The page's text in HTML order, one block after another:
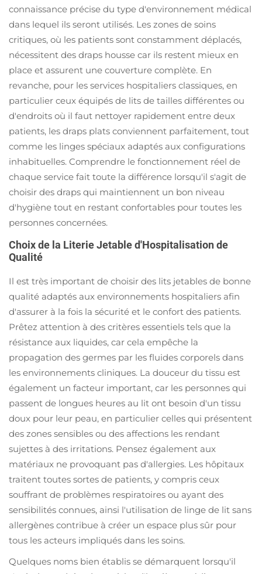
connaissance précise du type d'environnement médical
dans lequel ils seront utilisés. Les zones de soins
critiques, où les patients sont constamment déplacés,
nécessitent des draps housse car ils restent mieux en
place et assurent une couverture complète. En
revanche, pour les services hospitaliers classiques, en
particulier ceux équipés de lits de tailles différentes ou
d'endroits où il faut nettoyer rapidement entre deux
patients, les draps plats conviennent parfaitement, tout
comme les linges spéciaux adaptés aux configurations
inhabituelles. Comprendre le fonctionnement réel de
chaque service fait toute la différence lorsqu'il s'agit de
choisir des draps qui maintiennent un bon niveau
d'hygiène tout en restant confortables pour toutes les
personnes concernées.
Choix de la Literie Jetable d'Hospitalisation de
Qualité
Il est très important de choisir des lits jetables de bonne
qualité adaptés aux environnements hospitaliers afin
d'assurer à la fois la sécurité et le confort des patients.
Prêtez attention à des critères essentiels tels que la
résistance aux liquides, car cela empêche la
propagation des germes par les fluides corporels dans
les environnements cliniques. La douceur du tissu est
également un facteur important, car les personnes qui
passent de longues heures au lit ont besoin d'un tissu
doux pour leur peau, en particulier celles qui présentent
des zones sensibles ou des affections les rendant
sujettes à des irritations. Pensez également aux
matériaux ne provoquant pas d'allergies. Les hôpitaux
traitent toutes sortes de patients, y compris ceux
souffrant de problèmes respiratoires ou ayant des
sensibilités connues, ainsi l'utilisation de linge de lit sans
allergènes contribue à créer un espace plus sûr pour
tous les acteurs impliqués dans les soins.
Quelques noms bien établis se démarquent lorsqu'il